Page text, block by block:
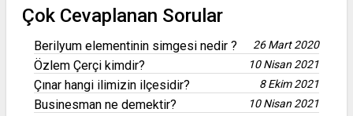
Çok Cevaplanan Sorular
Berilyum elementinin simgesi nedir ? 26 Mart 2020
Özlem Çerçi kimdir? 10 Nisan 2021
Çınar hangi ilimizin ilçesidir? 8 Ekim 2021
Businesman ne demektir? 10 Nisan 2021